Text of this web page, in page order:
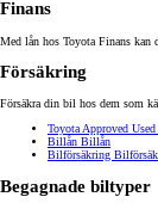
Finans
Med lån hos Toyota Finans kan
Försäkring
Försäkra din bil hos dem som
Toyota Approved Used
Billån Billån
Bilförsäkring
Begagnade biltyper